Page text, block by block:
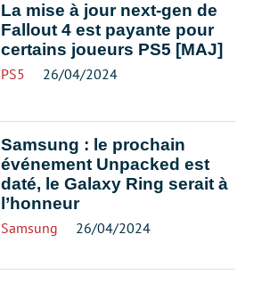
La mise à jour next-gen de
Fallout 4 est payante pour
certains joueurs PS5 [MAJ]
PS5 26/04/2024
Samsung : le prochain
événement Unpacked est
daté, le Galaxy Ring serait à
l’honneur
Samsung 26/04/2024